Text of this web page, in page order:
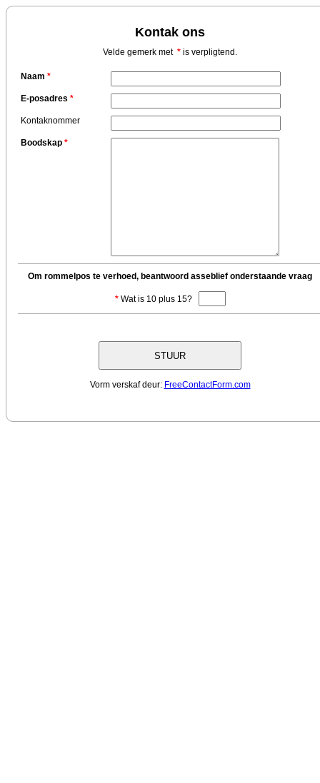
Kontak ons
Velde gemerk met * is verpligtend.
Naam *
E-posadres *
Kontaknommer
Boodskap *
Om rommelpos te verhoed, beantwoord asseblief onderstaande vraag
* Wat is 10 plus 15?
Vorm verskaf deur: FreeContactForm.com